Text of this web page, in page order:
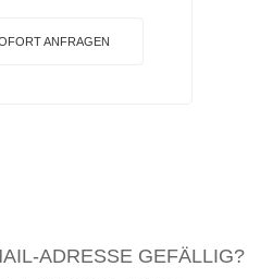
ANFRAGEN
ADRESSE GEFÄLLIG?